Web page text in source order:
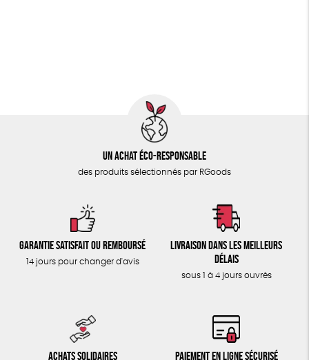
Un achat éco-responsable
des produits sélectionnés par RGoods
Garantie satisfait ou remboursé
14 jours pour changer d'avis
Livraison dans les meilleurs
délais
sous 1 à 4 jours ouvrés
Achats solidaires Paiement en ligne sécurisé